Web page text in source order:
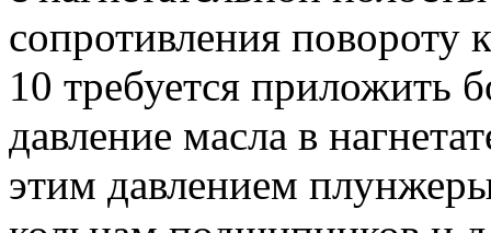
сопротивления
10 требуется приложить
давление масла в
этим давлением